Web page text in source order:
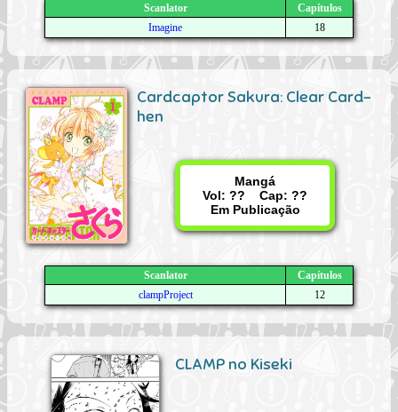
Scanlator
Capítulos
Imagine
18
Cardcaptor Sakura: Clear Card-
hen
Mangá
Vol: ?? Cap: ??
Em Publicação
Scanlator
Capítulos
clampProject
12
CLAMP no Kiseki